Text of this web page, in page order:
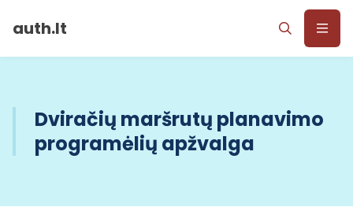
auth.lt
Dviračių maršrutų planavimo
programėlių apžvalga